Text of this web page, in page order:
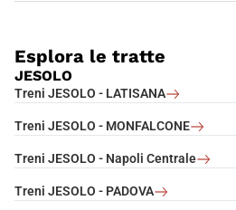
Esplora le tratte
JESOLO
Treni JESOLO - LATISANA
Treni JESOLO - MONFALCONE
Treni JESOLO - Napoli Centrale
Treni JESOLO - PADOVA